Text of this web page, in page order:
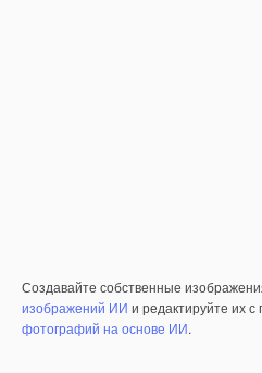
Создавайте собственные
изображений ИИ и редактируйте их
фотографий на основе ИИ.